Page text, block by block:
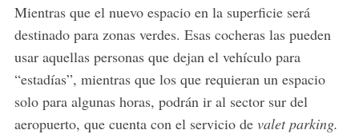
Mientras que el nuevo espacio en la superficie será
destinado para zonas verdes. Esas cocheras las pueden
usar aquellas personas que dejan el vehículo para
“estadías”, mientras que los que requieran un espacio
solo para algunas horas, podrán ir al sector sur del
aeropuerto, que cuenta con el servicio de valet parking.